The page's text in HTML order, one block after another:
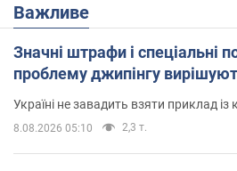
Важливе
Значні штрафи і спеціальні
проблему джипінгу
Україні не завадить взяти приклад із
8.08.2026 05:10 2,3 т.